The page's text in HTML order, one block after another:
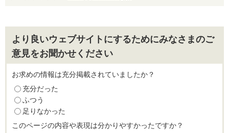
より良いウェブサイトにするためにみなさまのご
意見をお聞かせください
お求めの情報は充分掲載されていましたか？
充分だった
ふつう
足りなかった
このページの内容や表現は分かりやすかったですか？